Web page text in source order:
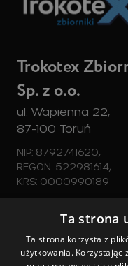
Trokotex
Sp. z o.o.
ul. Wapienna 22,
87-100 Toruń
NIP: 8792741620,
REGON: 522981614,
KRS: 0000990189
Zbiorniki
tel. 728 540 350
zbiorniki@trokotex.pl
Ta strona
Ta strona korzysta z
użytkowania. Korzystając